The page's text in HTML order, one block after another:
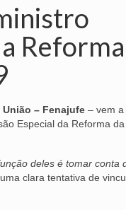
Reforma
– Fenajufe – vem
Especial da Reforma
deles é tomar conta
clara tentativa de